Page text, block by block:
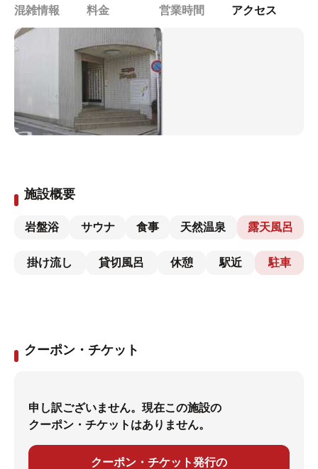
混雑情報 料金 営業時間 アクセス
施設概要
岩盤浴 サウナ 食事 天然温泉 露天風呂
掛け流し 貸切風呂 休憩 駅近 駐車
クーポン・チケット
申し訳ございません。現在この施設の
クーポン・チケットはありません。
クーポン・チケット発行の